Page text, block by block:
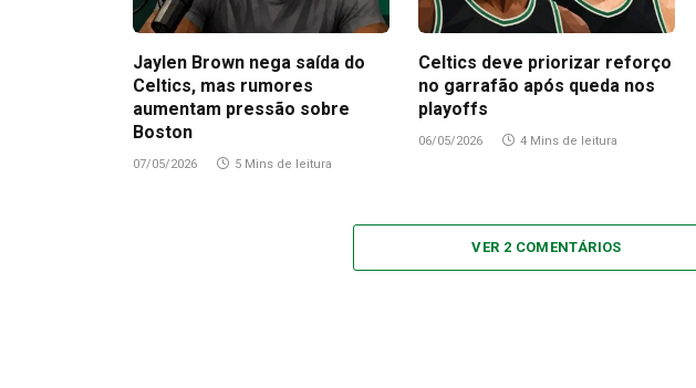
Jaylen Brown nega saída do
Celtics, mas rumores
aumentam pressão sobre
Boston
07/05/2026 5 Mins de leitura
Celtics deve priorizar reforço
no garrafão após queda nos
playoffs
06/05/2026 4 Mins de leitura
VER 2 COMENTÁRIOS